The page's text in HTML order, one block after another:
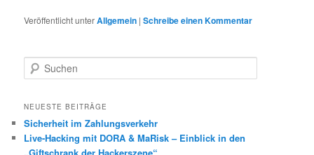
Veröffentlicht unterAllgemein |Schreibe einen Kommentar
u
h
n
NEUESTE BEITRÄGE
Sicherheit im Zahlungsverkehr
Live-Hacking mit DORA & MaRisk – Einblick in den